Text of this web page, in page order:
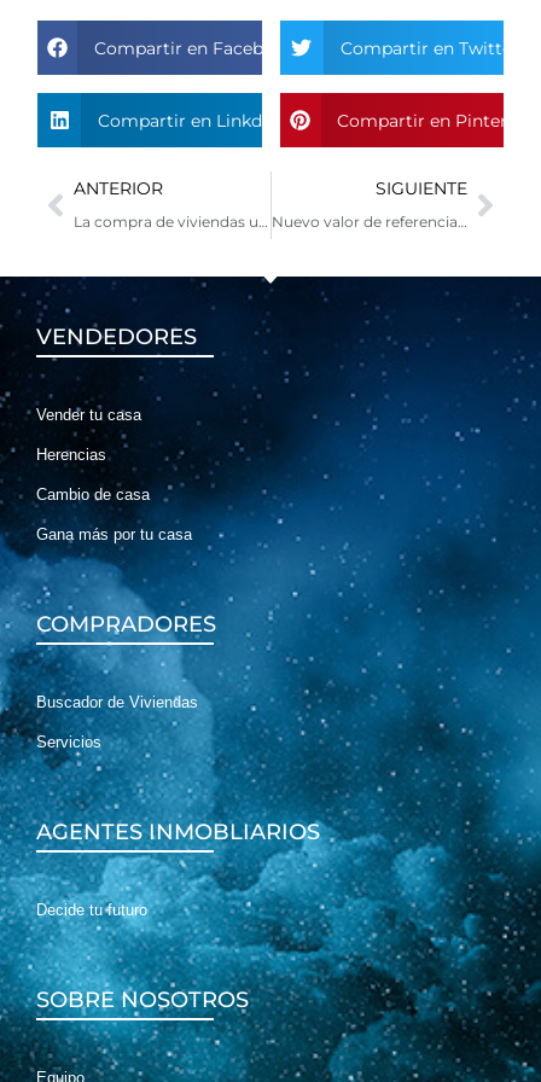
Compartir en Facebook Compartir en Twitter
Compartir en Linkdin Compartir en Pinterest
Ant
ANTERIOR
La compra de viviendas un valor refugio
SIGUIENTE
Nuevo valor de referencia catastral: ¿cómo es y funciona?
VENDEDORES
Vender tu casa
Herencias
Cambio de casa
Gana más por tu casa
COMPRADORES
Buscador de Viviendas
Servicios
AGENTES INMOBLIARIOS
Decide tu futuro
SOBRE NOSOTROS
Equipo